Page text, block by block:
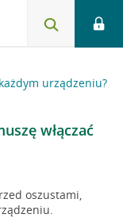
urządzeniu?
włączać
oszustami,